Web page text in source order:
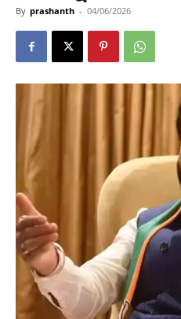
By prashanth - 04/06/2026